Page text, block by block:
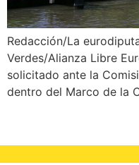
Redacción/La
Verdes/Alianza Libre
solicitado ante la
dentro del Marco de la